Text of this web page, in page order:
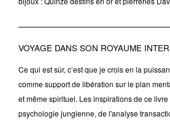
VOYAGE DANS SON ROYAUME
Ce qui est sûr, c’est que je crois en la
comme support de libération sur le plan
et même spirituel. Les inspirations de ce
psychologie jungienne, de l'analyse